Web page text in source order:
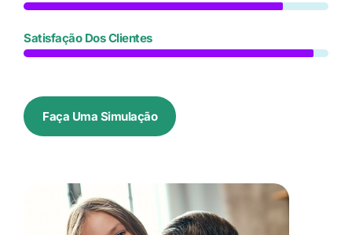
Satisfação Dos Clientes
Faça Uma Simulação